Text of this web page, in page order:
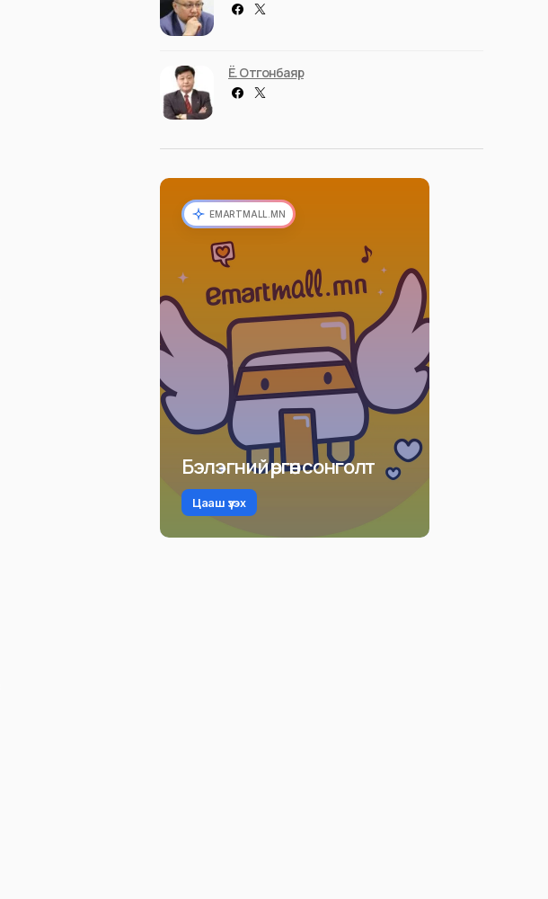
Ё. Отгонбаяр
EMARTMALL.MN
Бэлэгний өргөн сонголт
Цааш үзэх